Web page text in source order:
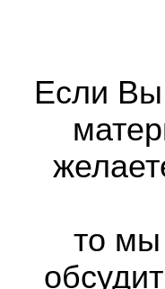
Если Вы
то мы